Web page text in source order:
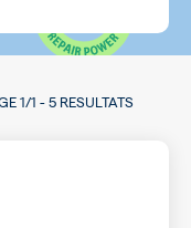
1/1 -5 RESULTATS